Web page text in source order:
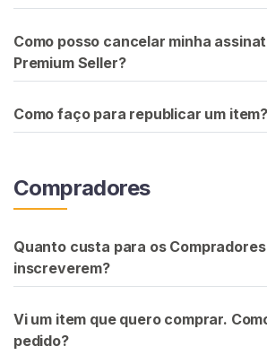
Como posso cancelar minha
Premium Seller?
Como faço para republicar um item?
Compradores
Quanto custa para os
inscreverem?
Vi um item que quero comprar.
pedido?
I
n
í
c
o
r
c
u
r
V